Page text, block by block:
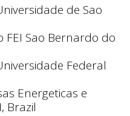
de Sao
FEI Sao Bernardo do
Federal
Energeticas e
Brazil